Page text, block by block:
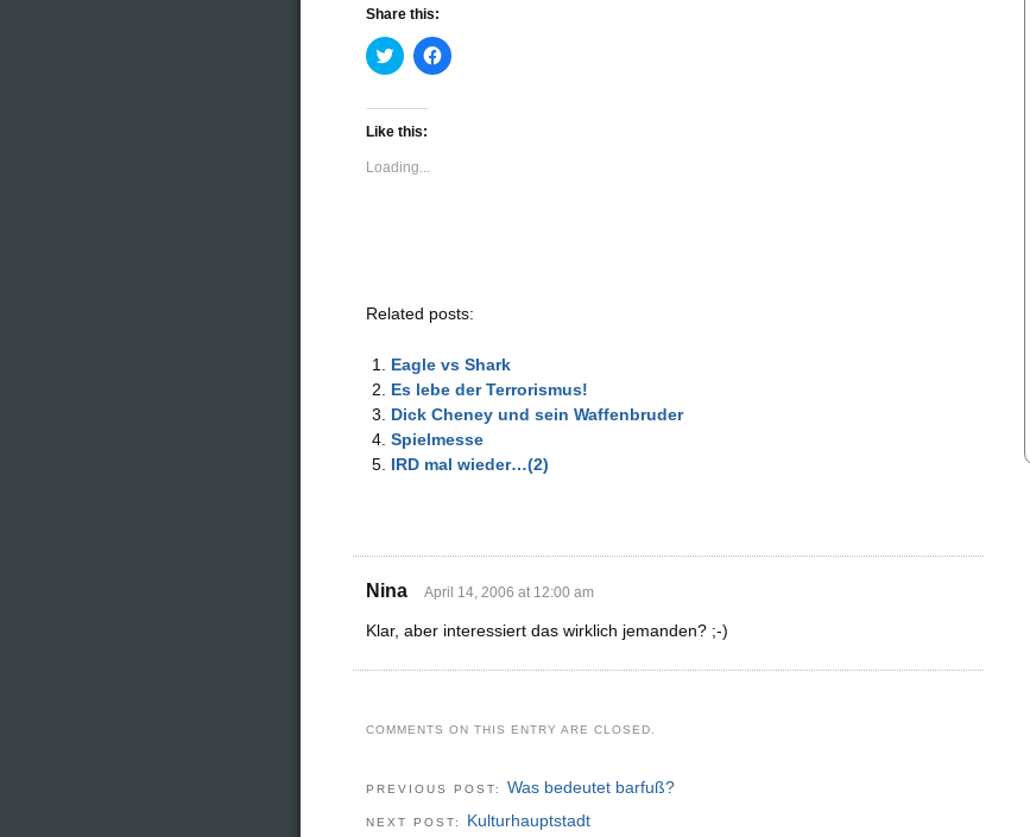
Share this:
Click
to
Twitter
(Opens
new
window)
Click
to
Like this:
Loading...
Related posts:
Eagle vs Shark
Es lebe der Terrorismus!
Dick Cheney und sein Waffenbruder
Spielmesse
IRD mal wieder…(2)
Nina April 14, 2006 at 12:00 am
Klar, aber interessiert das wirklich jemanden? ;-)
COMMENTS ON THIS ENTRY ARE CLOSED.
PREVIOUS POST: Was bedeutet barfuß?
NEXT POST: Kulturhauptstadt